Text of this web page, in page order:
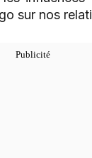
sur nos